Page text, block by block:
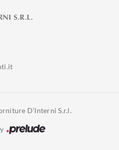
S.R.L.
D'Interni S.r.l.